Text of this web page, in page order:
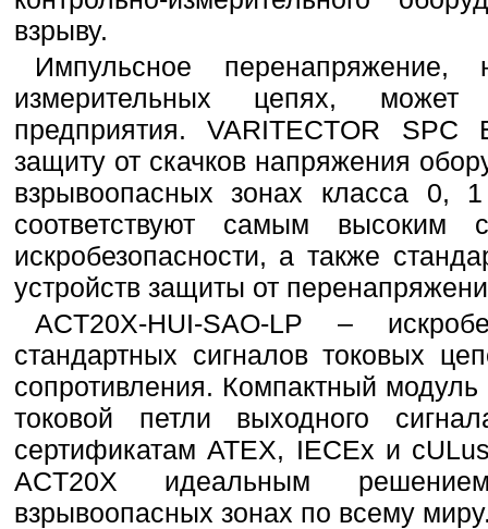
взрыву.
Импульсное перенапряжение,
измерительных цепях,
предприятия. VARITECTOR SPC
защиту от скачков напряжения
взрывоопасных зонах класса 0,
соответствуют самым высоким
искробезопасности, а также
устройств защиты от
ACT20X-HUI-SAO-LP –
стандартных сигналов токовых
сопротивления. Компактный
токовой петли выходного
сертификатам ATEX, IECEx и
ACT20X идеальным
взрывоопасных зонах по всему